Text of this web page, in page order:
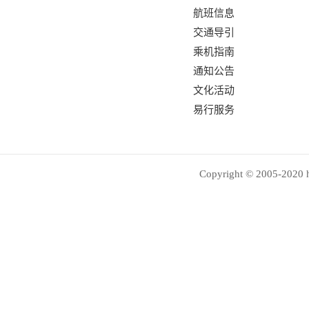
航班信息
交通导引
乘机指南
通知公告
文化活动
易行服务
Copyright © 2005-2020